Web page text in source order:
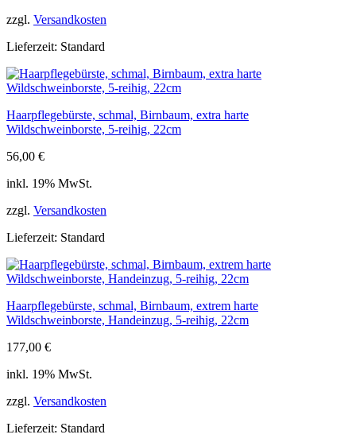
zzgl. Versandkosten
Lieferzeit: Standard
Haarpflegebürste, schmal, Birnbaum, extra harte
Wildschweinborste, 5-reihig, 22cm
56,00 €
inkl. 19% MwSt.
zzgl. Versandkosten
Lieferzeit: Standard
Haarpflegebürste, schmal, Birnbaum, extrem harte
Wildschweinborste, Handeinzug, 5-reihig, 22cm
177,00 €
inkl. 19% MwSt.
zzgl. Versandkosten
Lieferzeit: Standard